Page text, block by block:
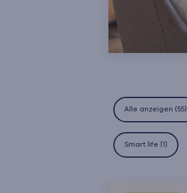
Alle anzeigen (55)
Smart life (1 )